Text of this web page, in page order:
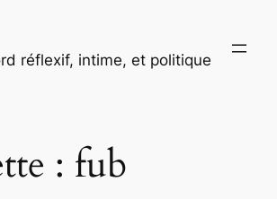
réflexif, intime, et politique
: fub